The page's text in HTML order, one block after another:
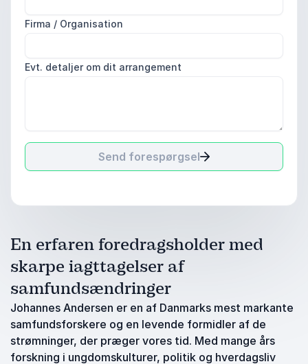
Firma / Organisation
Evt. detaljer om dit arrangement
Send forespørgsel
En erfaren foredragsholder med
skarpe iagttagelser af
samfundsændringer
Johannes Andersen er en af Danmarks mest markante
samfundsforskere og en levende formidler af de
strømninger, der præger vores tid. Med mange års
forskning i ungdomskulturer, politik og hverdagsliv